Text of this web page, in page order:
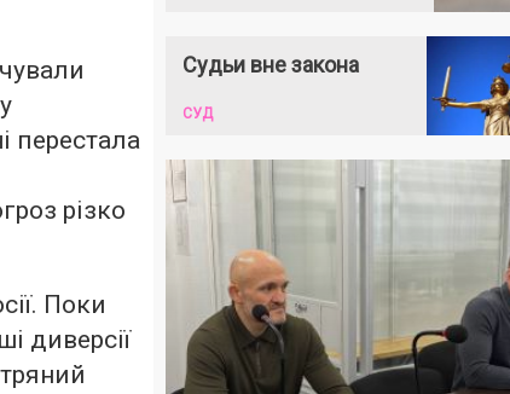
перестала
різко
Поки
диверсії
Судьи вне закона
СУД